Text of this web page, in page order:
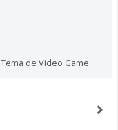
Tema de Video Game